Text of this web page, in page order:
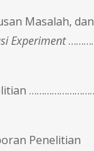
Masalah,
Experiment
Penelitian